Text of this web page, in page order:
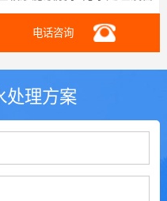
电话咨询
处理方案